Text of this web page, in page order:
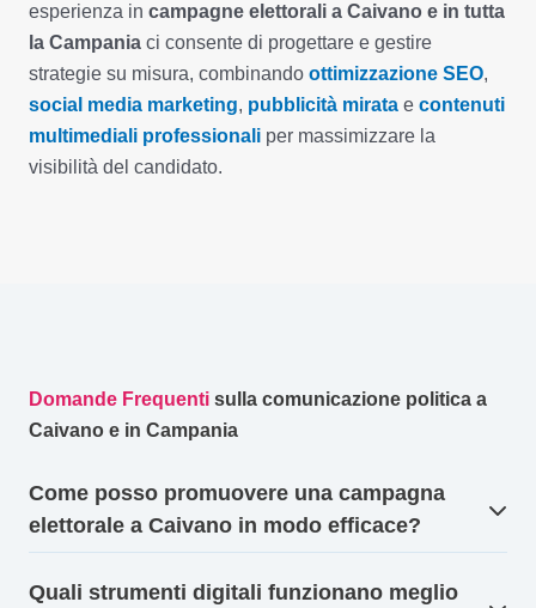
esperienza in campagne elettorali a Caivano e in tutta
la Campania ci consente di progettare e gestire
strategie su misura, combinando ottimizzazione SEO,
social media marketing, pubblicità mirata e contenuti
multimediali professionali per massimizzare la
visibilità del candidato.
Domande Frequenti sulla comunicazione politica a
Caivano e in Campania
Come posso promuovere una campagna
elettorale a Caivano in modo efficace?
Quali strumenti digitali funzionano meglio